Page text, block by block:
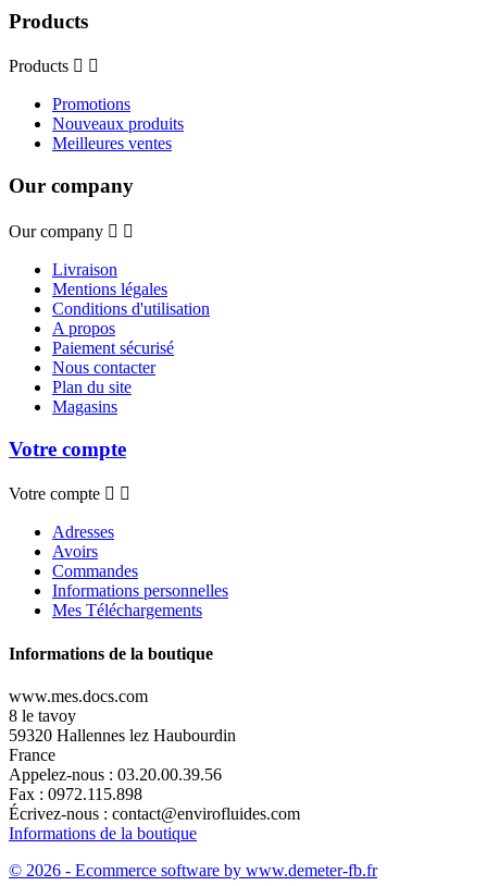
Products
Products  
Promotions
Nouveaux produits
Meilleures ventes
Our company
Our company  
Livraison
Mentions légales
Conditions d'utilisation
A propos
Paiement sécurisé
Nous contacter
Plan du site
Magasins
Votre compte
Votre compte  
Adresses
Avoirs
Commandes
Informations personnelles
Mes Téléchargements
Informations de la boutique
www.mes.docs.com
8 le tavoy
59320 Hallennes lez Haubourdin
France
Appelez-nous : 03.20.00.39.56
Fax : 0972.115.898
Écrivez-nous : contact@envirofluides.com
Informations de la boutique
© 2026 - Ecommerce software by www.demeter-fb.fr